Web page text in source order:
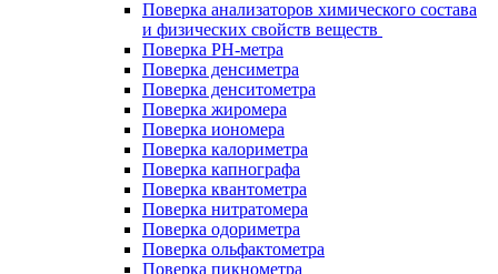
Поверка анализаторов химического состава
и физических свойств веществ
Поверка PH-метра
Поверка денсиметра
Поверка денситометра
Поверка жиромера
Поверка иономера
Поверка калориметра
Поверка капнографа
Поверка квантометра
Поверка нитратомера
Поверка одориметра
Поверка ольфактометра
Поверка пикнометра